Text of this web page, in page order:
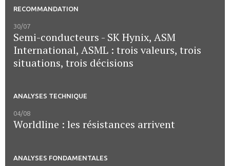
RECOMMANDATION
30/07
Semi-conducteurs - SK Hynix, ASM
International, ASML : trois valeurs, trois
situations, trois décisions
ANALYSES TECHNIQUE
04/08
Worldline : les résistances arrivent
ANALYSES FONDAMENTALES